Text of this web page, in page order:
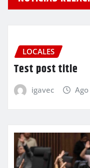
LOCALES
Test post title
igavec